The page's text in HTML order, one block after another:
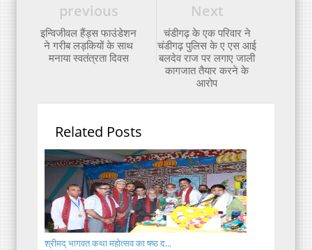
Next
चंडीगढ़ के एक परिवार ने
चंडीगढ़ पुलिस के ए एस आई
बलदेव राज पर लगाए जाली
कागजात तैयार करने के
आरोप
previous
इन्विजीवल हैंड्स फाउंडेशन
ने गरीब लड़कियों के साथ
मनाया स्वतंत्रता दिवस
Related Posts
श्रीमद् भागवत कथा महोत्सव का षष्ठ द...